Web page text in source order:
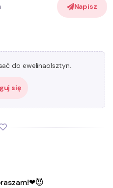
Napisz
do ewelinaolsztyn.
się